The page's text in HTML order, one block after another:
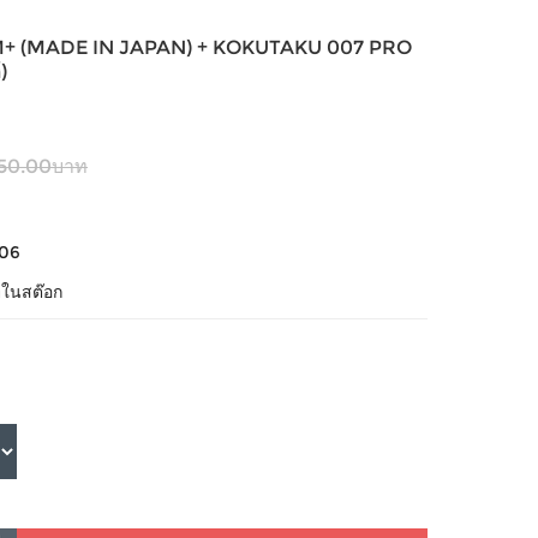
(MADE IN JAPAN) + KOKUTAKU 007 PRO
บาท
นสต๊อก